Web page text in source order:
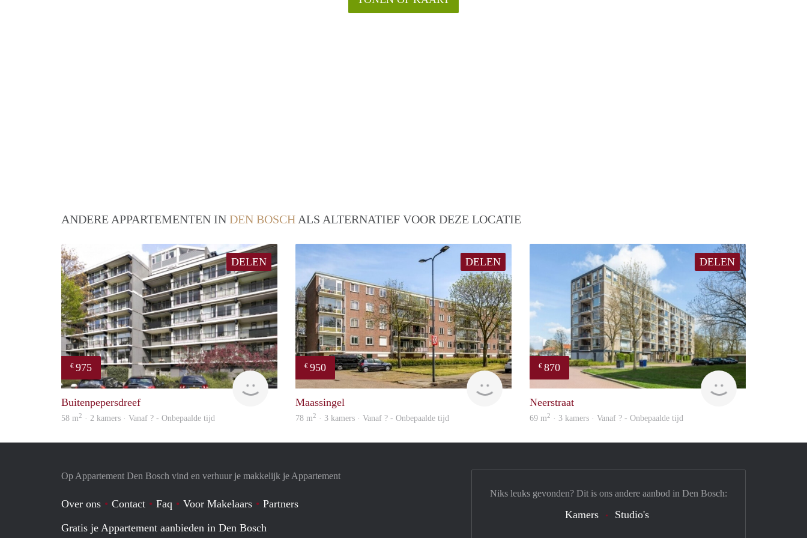
ANDERE APPARTEMENTEN IN DEN BOSCH ALS ALTERNATIEF VOOR DEZE LOCATIE
DELEN
€ 975
Woning
Buitenpepersdreef
58 m2 · 2 kamers · Vanaf ? - Onbepaalde tijd
DELEN
€ 950
finder
Maassingel
78 m2 · 3 kamers · Vanaf ? - Onbepaalde tijd
DELEN
€ 870
Neerstraat
69 m2 · 3 kamers · Vanaf ? - Onbepaalde tijd
Op Appartement Den Bosch vind en verhuur je makkelijk je Appartement
Over ons Contact Faq Voor Makelaars
Partners
Gratis je Appartement aanbieden in Den Bosch
Niks leuks gevonden? Dit is ons andere aanbod in Den Bosch:
Kamers Studio's